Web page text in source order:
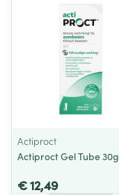
Actiproct
Actiproct Gel Tube 30g
€ 12,49